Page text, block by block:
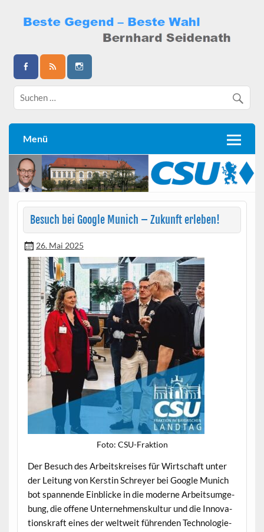
content
Bernhard Seidenath
Menü
Besuch bei Google Munich – Zukunft erleben!
26. Mai 2025
Foto: CSU-Frak­tion
Der Besuch des Arbeit­skreis­es für Wirtschaft unter
der Leitung von Ker­stin Schrey­er bei Google Munich
bot span­nende Ein­blicke in die mod­erne Arbeit­sumge­
bung, die offene Unternehmen­skul­tur und die Inno­va­
tion­skraft eines der weltweit führen­den Tech­nolo­gie­